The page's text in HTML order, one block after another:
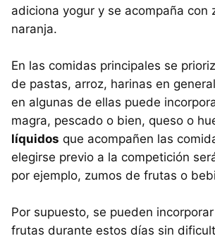
adiciona yogur y se acompaña con
naranja.
En las comidas principales se
de pastas, arroz, harinas en
en algunas de ellas puede
magra, pescado o bien, queso o
líquidos que acompañen las
elegirse previo a la competición
por ejemplo, zumos de frutas o
Por supuesto, se pueden
frutas durante estos días sin